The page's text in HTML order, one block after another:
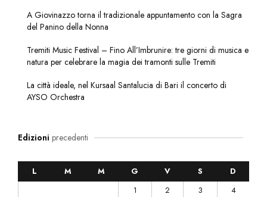
A Giovinazzo torna il tradizionale appuntamento con la Sagra
del Panino della Nonna
Tremiti Music Festival – Fino All’Imbrunire: tre giorni di musica e
natura per celebrare la magia dei tramonti sulle Tremiti
La città ideale, nel Kursaal Santalucia di Bari il concerto di
AYSO Orchestra
Edizioni precedenti
L M M G V S
D
1
2 3
4